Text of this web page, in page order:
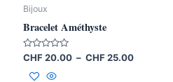
choisies
Bijoux
Bracelet Améthyste
Note
sur
CHF20.00 – CHF25.00